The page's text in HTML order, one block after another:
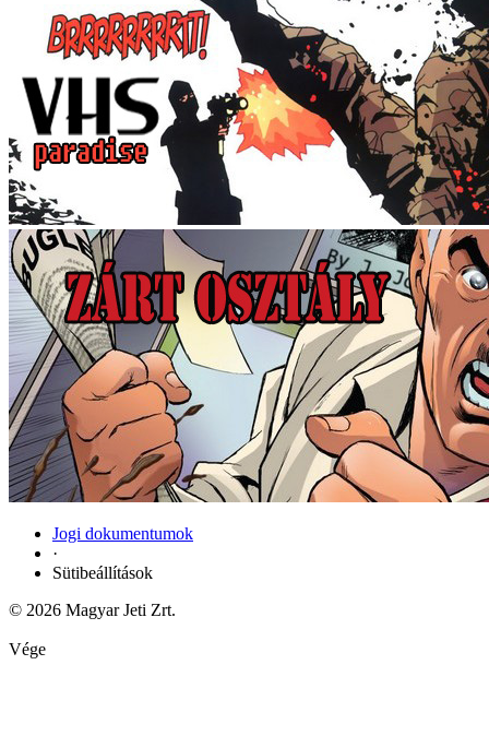
Jogi dokumentumok
·
Sütibeállítások
© 2026 Magyar Jeti Zrt.
Vége